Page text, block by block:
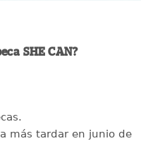
SHE CAN?
más tardar en junio de